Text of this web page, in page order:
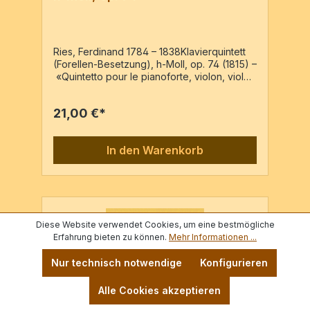
Ries, Ferdinand 1784 – 1838Klavierquintett
(Forellen-Besetzung), h-Moll, op. 74 (1815) –
«Quintetto pour le pianoforte, violon, viole,
de C.F. Peters, PN 1320, c1818Pf, Vl, Va, Vc,
21,00 €*
In den Warenkorb
Diese Website verwendet Cookies, um eine bestmögliche
Erfahrung bieten zu können. Mehr Informationen ...
Nur technisch notwendige Konfigurieren
Alle Cookies akzeptieren